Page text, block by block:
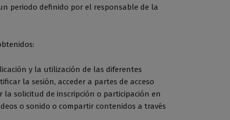
periodo definido por el responsable de la
y la utilización de las diferentes
la sesión, acceder a partes de acceso
solicitud de inscripción o participación en
o sonido o compartir contenidos a través